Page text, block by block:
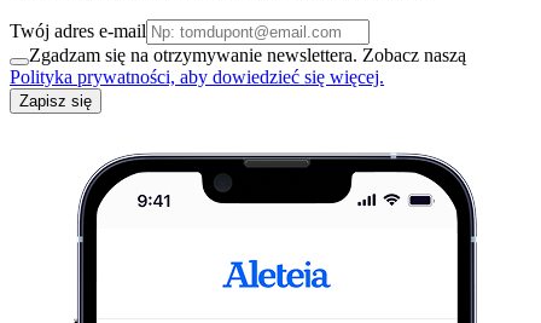
Twój adres e-mail
Zgadzam się na otrzymywanie newslettera. Zobacz naszą
Polityka prywatności, aby dowiedzieć się więcej.
Zapisz się